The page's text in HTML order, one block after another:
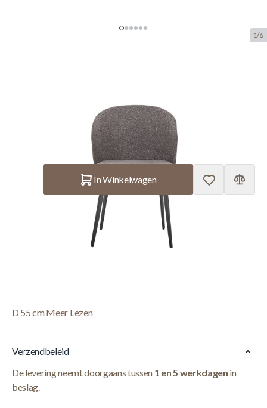
1/6
manufacturer:Interiax
In Winkelwagen
D 55 cmMeer Lezen
Verzendbeleid
De levering neemt doorgaans tussen 1 en 5 werkdagen in
beslag.